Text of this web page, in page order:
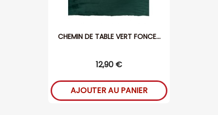
CHEMIN DE TABLE VERT FONCE...
12,90 €
AJOUTER AU PANIER